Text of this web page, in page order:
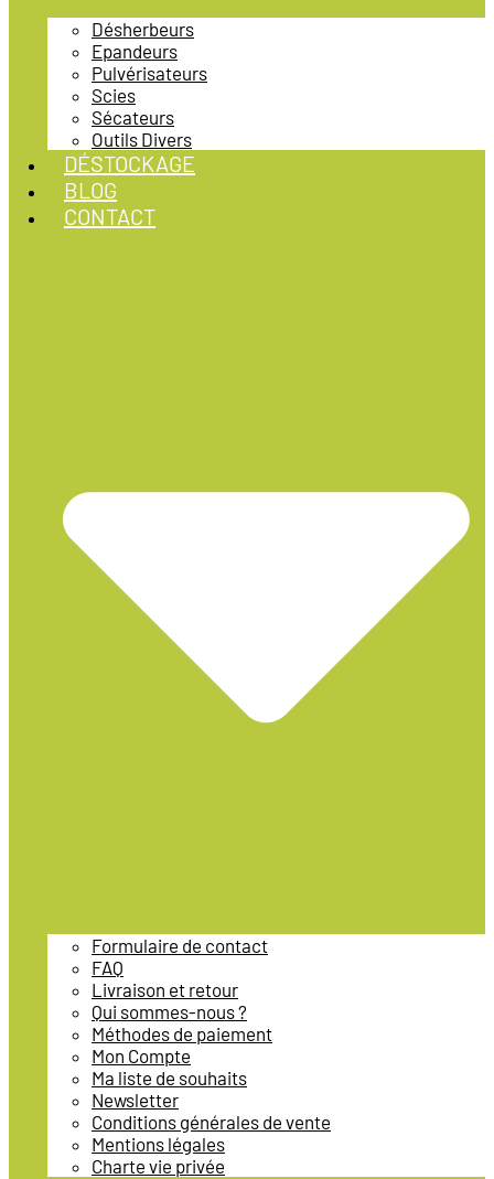
Désherbeurs
Epandeurs
Pulvérisateurs
Scies
Sécateurs
Outils Divers
DÉSTOCKAGE
BLOG
CONTACT
Formulaire de contact
FAQ
Livraison et retour
Qui sommes-nous ?
Méthodes de paiement
Mon Compte
Ma liste de souhaits
Newsletter
Conditions générales de vente
Mentions légales
Charte vie privée